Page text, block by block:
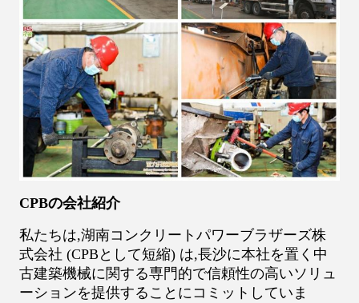
CPBの会社紹介
私たちは,湖南コンクリートパワーブラザーズ株
式会社 (CPBとして短縮) は,長沙に本社を置く中
古建築機械に関する専門的で信頼性の高いソリュ
ーションを提供することにコミットしていま